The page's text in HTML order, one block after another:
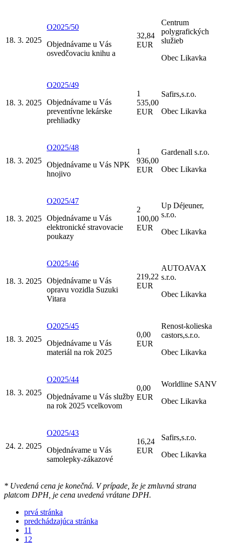
18. 3. 2025
O2025/50
Objednávame u Vás
osvedčovaciu knihu a
32,84
EUR
Centrum
polygrafických
služieb
Obec Likavka
18. 3. 2025
O2025/49
Objednávame u Vás
preventívne lekárske
prehliadky
1
535,00
EUR
Safirs,s.r.o.
Obec Likavka
18. 3. 2025
O2025/48
Objednávame u Vás NPK
hnojivo
1
936,00
EUR
Gardenall s.r.o.
Obec Likavka
18. 3. 2025
O2025/47
Objednávame u Vás
elektronické stravovacie
poukazy
2
100,00
EUR
Up Déjeuner,
s.r.o.
Obec Likavka
18. 3. 2025
O2025/46
Objednávame u Vás
opravu vozidla Suzuki
Vitara
219,22
EUR
AUTOAVAX
s.r.o.
Obec Likavka
18. 3. 2025
O2025/45
Objednávame u Vás
materiál na rok 2025
0,00
EUR
Renost-kolieska
castors,s.r.o.
Obec Likavka
18. 3. 2025
O2025/44
Objednávame u Vás služby
na rok 2025 vcelkovom
0,00
EUR
Worldline SANV
Obec Likavka
24. 2. 2025
O2025/43
Objednávame u Vás
samolepky-zákazové
16,24
EUR
Safirs,s.r.o.
Obec Likavka
* Uvedená cena je konečná. V prípade, že je zmluvná strana
platcom DPH, je cena uvedená vrátane DPH.
prvá stránka
predchádzajúca stránka
11
12